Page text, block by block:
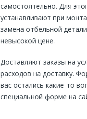
самостоятельно. Для
устанавливают при
замена отбельной
невысокой цене.
Доставляют заказы на
расходов на доставку.
вас остались какие-то
специальной форме на